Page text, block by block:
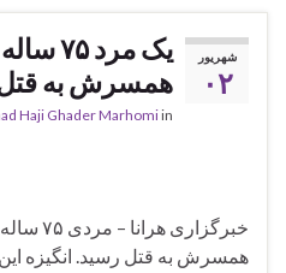
شهریور
۰۲
یک
همسرش به
Haji Ghader Marhomiin
همسرش به قتل رسید. انگیزه این